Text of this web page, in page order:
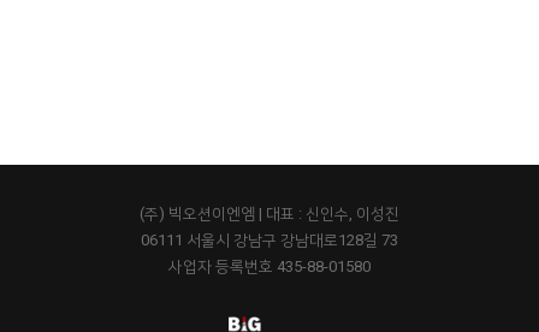
(주) 빅오션이엔엠 | 대표 : 신인수, 이성진
06111 서울시 강남구 강남대로128길 73
사업자 등록번호 435-88-01580